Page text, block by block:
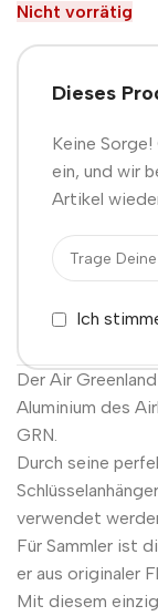
Nicht vorrätig
Dieses
Keine
ein, und wir
Artikel
Ich
Der Air
Aluminium des
GRN.
Durch seine
verwendet
Für Sammler ist
er aus originaler
Mit diesem